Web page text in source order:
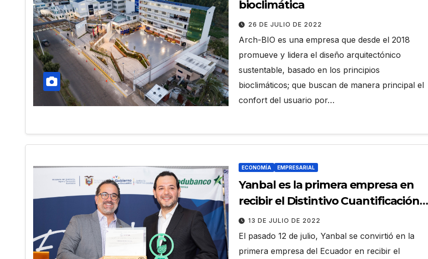
bioclimática
26 DE JULIO DE 2022
Arch-BIO es una empresa que desde el 2018
promueve y lidera el diseño arquitectónico
sustentable, basado en los principios
bioclimáticos; que buscan de manera principal el
confort del usuario por…
ECONOMÍA EMPRESARIAL
Yanbal es la primera empresa en
recibir el Distintivo Cuantificación
Huella de Carbono
13 DE JULIO DE 2022
El pasado 12 de julio, Yanbal se convirtió en la
primera empresa del Ecuador en recibir el